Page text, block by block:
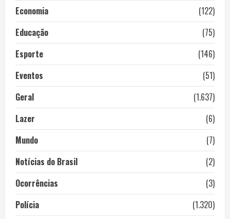
Economia
(122)
Educação
(75)
Esporte
(146)
Eventos
(51)
Geral
(1.637)
Lazer
(6)
Mundo
(7)
Notícias do Brasil
(2)
Ocorrências
(3)
Polícia
(1.320)